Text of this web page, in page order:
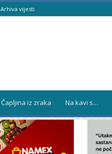
Arhiva vijesti
Čapljina iz zraka Na kavi s…